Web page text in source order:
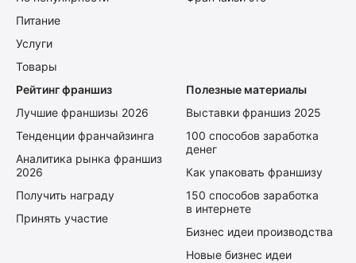
Питание
Услуги
Товары
Рейтинг франшиз
Лучшие франшизы 2026
Тенденции франчайзинга
Аналитика рынка франшиз
2026
Получить награду
Принять участие
Полезные материалы
Выставки франшиз 2025
100 способов заработка
денег
Как упаковать франшизу
150 способов заработка
в интернете
Бизнес идеи производства
Новые бизнес идеи